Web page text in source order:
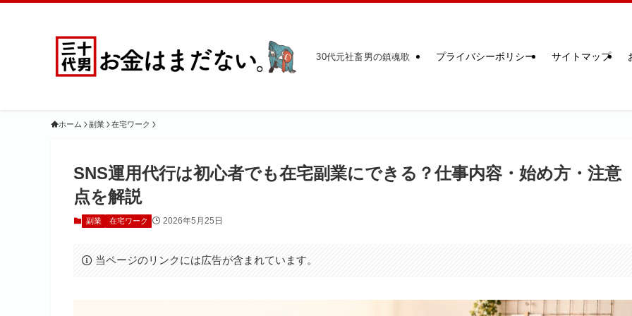
30代元社畜男の鎮魂歌 プライバシーポリシー サイトマップ
ホーム 副業 在宅ワーク
SNS運用代行は初心者でも在宅副業にできる？仕事内容・始め方・注意
点を解説
副業 在宅ワーク 2026年5月25日
当ページのリンクには広告が含まれています。